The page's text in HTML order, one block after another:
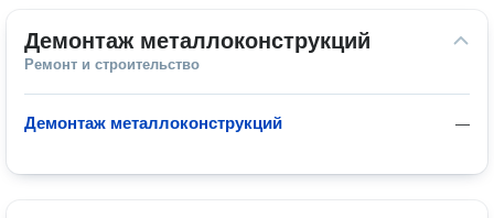
Демонтаж металлоконструкций
Ремонт и строительство
—
Демонтаж металлоконструкций